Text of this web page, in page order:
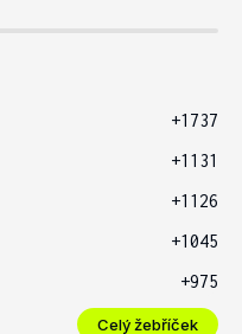
+1737
+1131
+1126
+1045
+975
Celý žebříček